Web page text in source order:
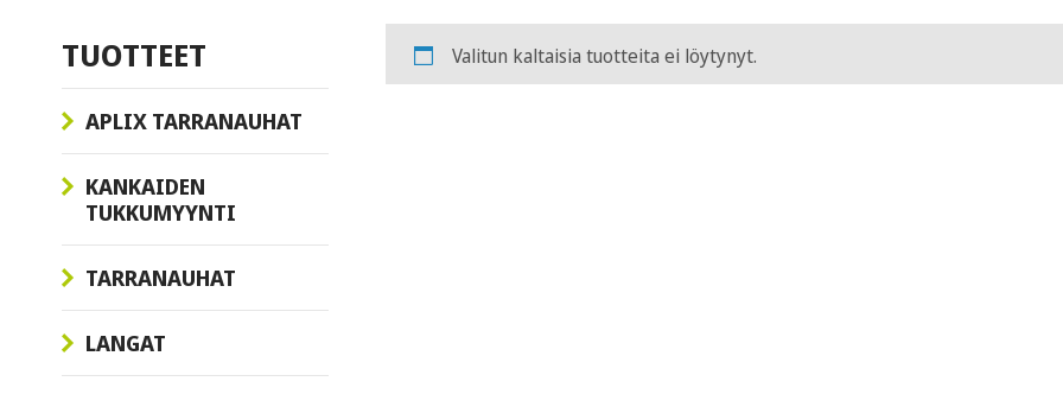
TUOTTEET
APLIX TARRANAUHAT
KANKAIDEN
TUKKUMYYNTI
TARRANAUHAT
LANGAT
Valitun kaltaisia tuotteita ei löytynyt.